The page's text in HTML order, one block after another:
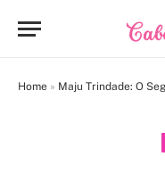
Home » Maju Trindade: O